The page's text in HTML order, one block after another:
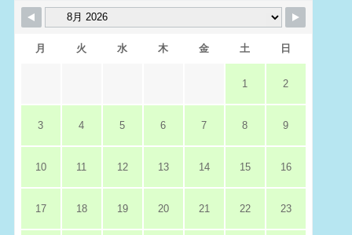
月 火 水 木 金 土 日
1 2
3 4 5 6 7 8 9
10 11 12 13 14 15 16
17 18 19 20 21 22 23